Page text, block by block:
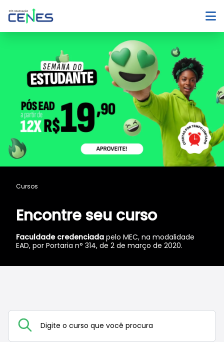
Encontre seu curso
Faculdade credenciada pelo MEC, na modalidade
EAD, por Portaria n° 314, de 2 de março de 2020.
Cursos